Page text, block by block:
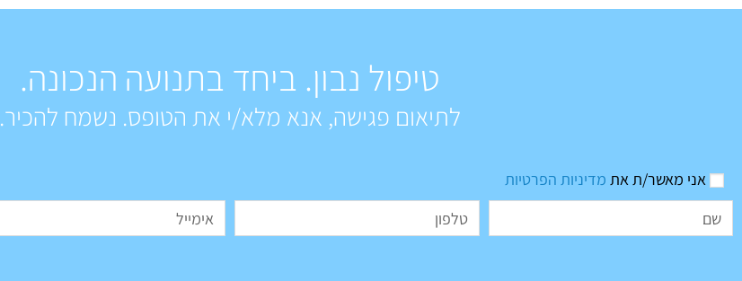
טיפול נבון. ביחד בתנועה הנכונה.
לתיאום פגישה, אנא מלא/י את הטופס. נשמח להכיר.
אני מאשר/ת את מדיניות הפרטיות